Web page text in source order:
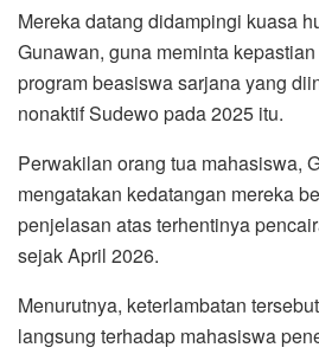
Mereka datang didampingi kuasa
Gunawan, guna meminta
program beasiswa sarjana yang
nonaktif Sudewo pada 2025 itu.
Perwakilan orang tua mahasiswa,
mengatakan kedatangan mereka
penjelasan atas terhentinya
sejak April 2026.
Menurutnya, keterlambatan
langsung terhadap mahasiswa